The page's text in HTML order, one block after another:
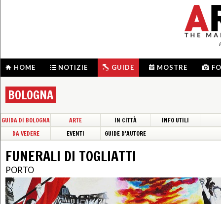
HOME NOTIZIE GUIDE MOSTRE
BOLOGNA
GUIDA DI BOLOGNA ARTE IN CITTÀ
INFO UTILI
DA VEDERE
EVENTI GUIDE D'AUTORE
FUNERALI DI TOGLIATTI
PORTO